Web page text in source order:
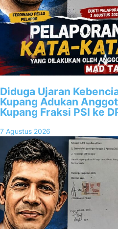
Diduga Ujaran
Kupang Adukan
Kupang Fraksi PSI ke
7 Agustus 2026